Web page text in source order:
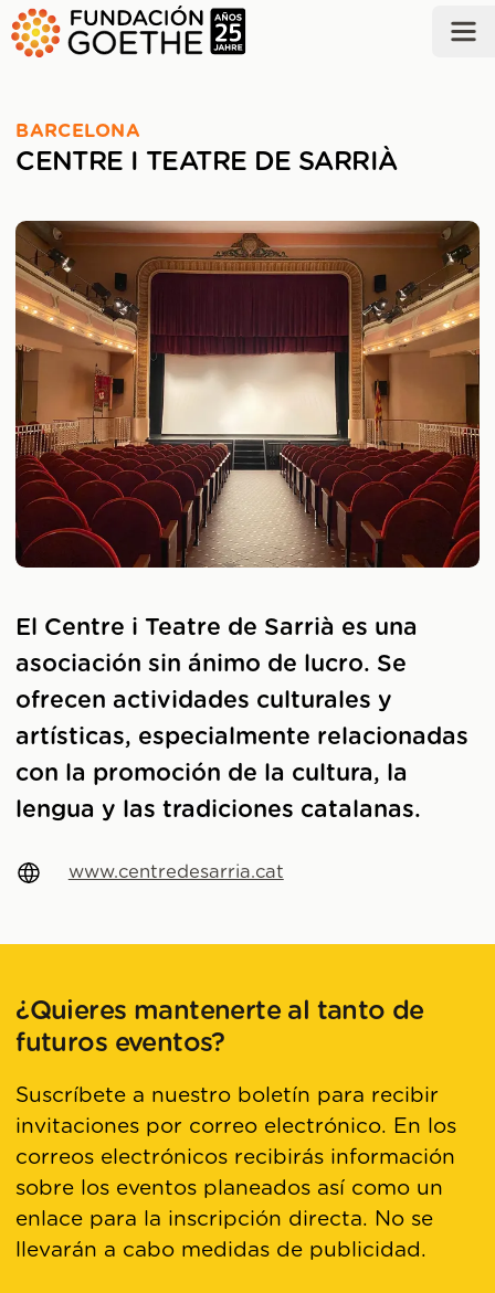
SALTAR AL CONTENIDO PRINCIPAL
BARCELONA
CENTRE I TEATRE DE SARRIÀ
El Centre i Teatre de Sarrià es una
asociación sin ánimo de lucro. Se
ofrecen actividades culturales y
artísticas, especialmente relacionadas
con la promoción de la cultura, la
lengua y las tradiciones catalanas.
www.centredesarria.cat
¿Quieres mantenerte al tanto de
futuros eventos?
Suscríbete a nuestro boletín para recibir
invitaciones por correo electrónico. En los
correos electrónicos recibirás información
sobre los eventos planeados así como un
enlace para la inscripción directa. No se
llevarán a cabo medidas de publicidad.